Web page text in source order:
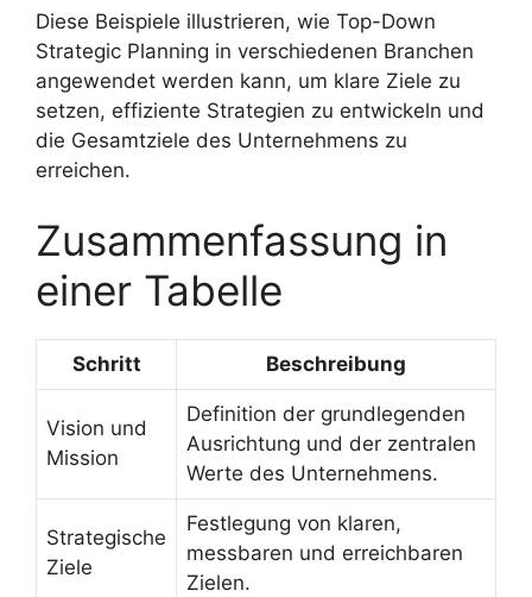
Diese Beispiele illustrieren, wie Top-Down
Strategic Planning in verschiedenen Branchen
angewendet werden kann, um klare Ziele zu
setzen, effiziente Strategien zu entwickeln und
die Gesamtziele des Unternehmens zu
erreichen.
Zusammenfassung in
einer Tabelle
Schritt Beschreibung
Vision und
Mission
Definition der grundlegenden
Ausrichtung und der zentralen
Werte des Unternehmens.
Strategische
Ziele
Festlegung von klaren,
messbaren und erreichbaren
Zielen.